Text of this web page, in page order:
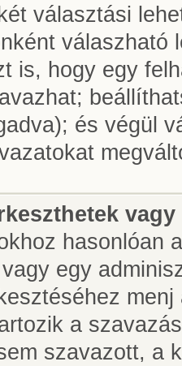
választási
válaszható
is, hogy egy
és végül
hasonlóan
egy
a
szavazott, a